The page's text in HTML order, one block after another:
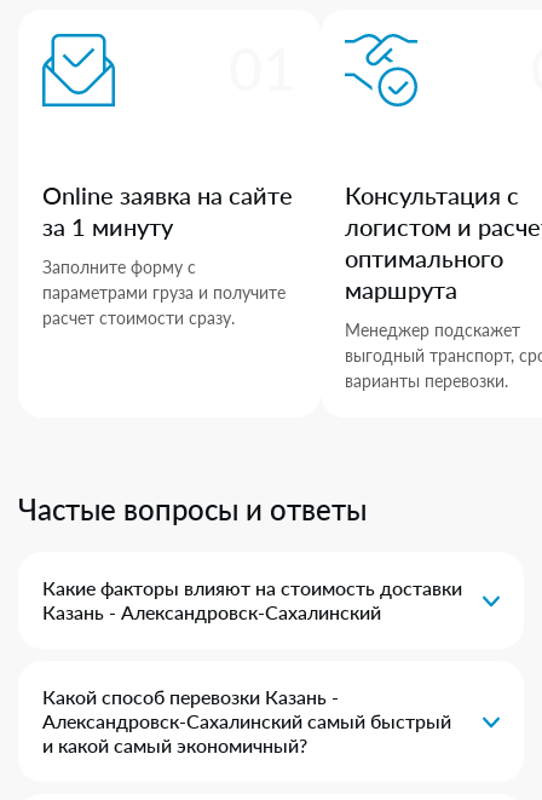
Online заявка на сайте
за 1 минуту
Заполните форму с
параметрами груза и получите
расчет стоимости сразу.
Консультация с
логистом и
оптимального
маршрута
Менеджер подскажет
выгодный транспорт,
варианты перевозки.
Частые вопросы и ответы
Какие факторы влияют на стоимость доставки
Казань - Александровск-Сахалинский
Какой способ перевозки Казань -
Александровск-Сахалинский самый быстрый
и какой самый экономичный?